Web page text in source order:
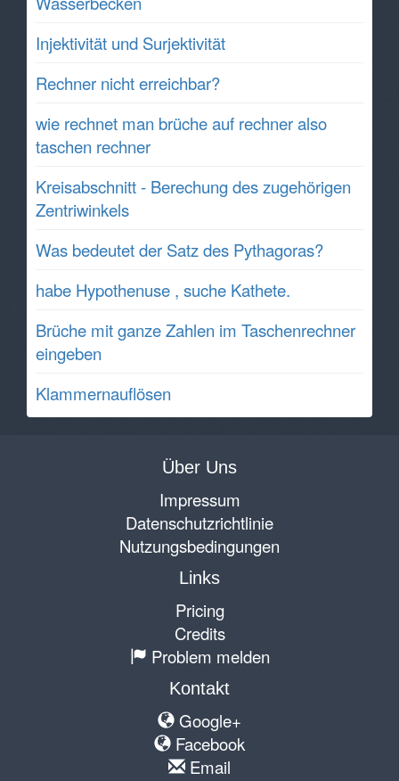
Injektivität und Surjektivität
Rechner nicht erreichbar?
wie rechnet man brüche auf rechner also
taschen rechner
Kreisabschnitt - Berechung des zugehörigen
Zentriwinkels
Was bedeutet der Satz des Pythagoras?
habe Hypothenuse , suche Kathete.
Brüche mit ganze Zahlen im Taschenrechner
eingeben
Klammernauflösen
Über Uns
Impressum
Datenschutzrichtlinie
Nutzungsbedingungen
Links
Pricing
Credits
Problem melden
Kontakt
Google+
Facebook
Email